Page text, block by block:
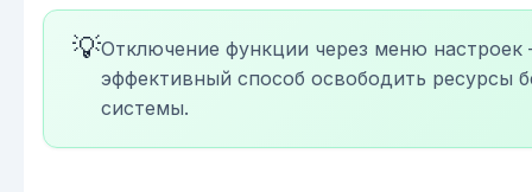
💡Отключение функции через меню
эффективный способ освободить ресурсы
системы.